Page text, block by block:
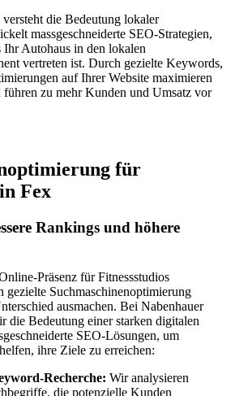
die Bedeutung lokaler
massgeschneiderte SEO-Strategien,
Ihr Autohaus in den lokalen
vertreten ist. Durch gezielte Keywords,
auf Ihrer Website maximieren
zu mehr Kunden und Umsatz vor
für
Fex
Rankings und höhere
Präsenz für Fitnessstudios
gezielte Suchmaschinenoptimierung
ausmachen. Bei Nabenhauer
die Bedeutung einer starken digitalen
SEO-Lösungen, um
ihre Ziele zu erreichen:
Recherche: Wir analysieren
die potenzielle Kunden